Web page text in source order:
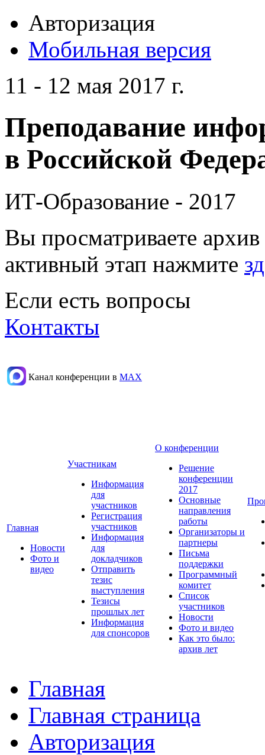
Авторизация
Мобильная версия
11 - 12 мая 2017 г.
Преподавание
в Российской
ИТ-Образование - 2017
Вы просматриваете
активный этап нажмите
Если есть вопросы
Контакты
Канал конференции в МАХ
Главная
Новости
Фото и
видео
Участникам
Информация
для
участников
Регистрация
участников
Информация
для
докладчиков
Отправить
тезис
выступления
Тезисы
прошлых лет
Информация
для спонсоров
О конференции
Решение
конференции
2017
Основные
направления
работы
Организаторы и
партнеры
Письма
поддержки
Программный
комитет
Список
участников
Новости
Фото и видео
Как это было:
архив лет
Главная
Главная страница
Авторизация